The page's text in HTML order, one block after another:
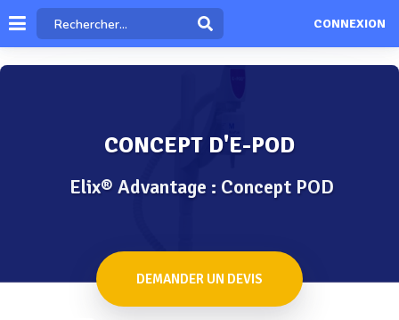
CONNEXION
CONCEPT D'E-POD
Elix® Advantage : Concept POD
DEMANDER UN DEVIS